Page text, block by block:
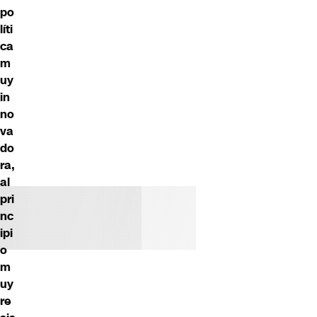
po
líti
ca
m
uy
in
no
va
do
ra,
al
pri
nc
ipi
o
m
uy
re